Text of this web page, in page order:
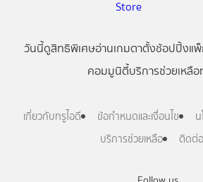
วันนี้ดูสิทธิพิเศษอ่านเกมตาตั้งช้อปปิ้งแ
คอมมูนิตี้บริการช่วยเหลือ
เกี่ยวกับทรูไอดี ข้อกำหนดและเงื่อนไข
บริการช่วยเหลือ
ติดต่อ